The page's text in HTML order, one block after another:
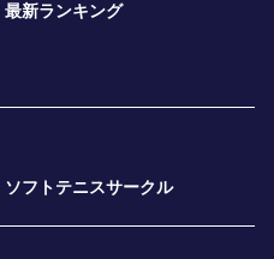
最新ランキング
ソフトテニスサークル